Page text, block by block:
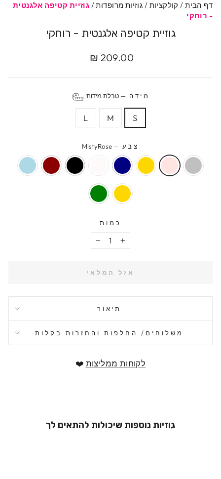
דף הבית / קולקציות / גוזיות מרופדות/ גוזיית קטיפה אלגנטית
- רוחקי
גוזיית קטיפה אלגנטית - רוחקי
מחיר
209.00 ₪
מידה—טבלת מידות
S
M
L
צבע—
MistyRose
כמות
− +
אזל המלאי
תיאור
משלוחים/ החלפות והחזרות בקלות
לקוחות ממליצות ❤️
גוזיות נוספות שיכולות להתאים לך